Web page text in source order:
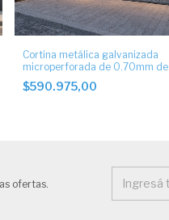
Cortina metálica galvanizada
microperforada de 0.70mm de
espesor, con puerta de escape
$590.975,00
ofertas.